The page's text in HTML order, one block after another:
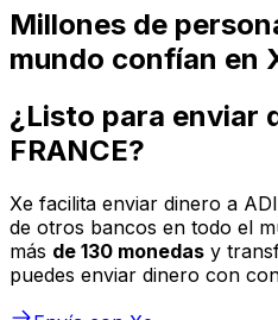
Millones de
mundo confían en
¿Listo para enviar
FRANCE?
Xe facilita enviar dinero a
de otros bancos en todo el
más de 130 monedas y
puedes enviar dinero con